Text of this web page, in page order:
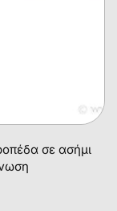
σε ασήμι